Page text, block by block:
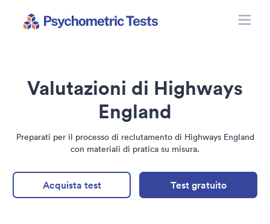
Valutazioni di Highways
England
Preparati per il processo di reclutamento di Highways England
con materiali di pratica su misura.
Acquista test Test gratuito